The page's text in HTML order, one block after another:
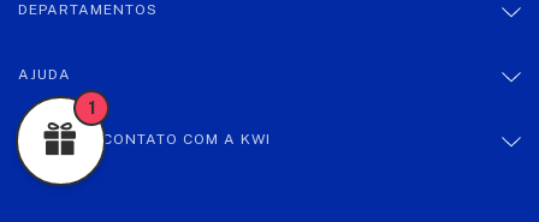
DEPARTAMENTOS
AJUDA
ENTRE EM CONTATO COM A KWI
1